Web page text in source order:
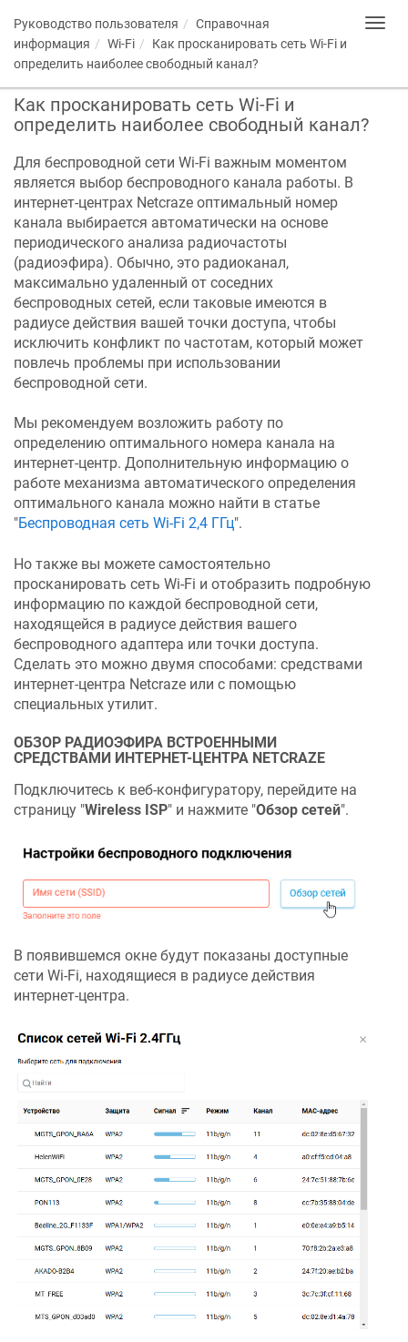
Руководство пользователя
Справочная
информация
Wi-Fi
Как просканировать сеть Wi-Fi и
определить наиболее свободный канал?
Как просканировать сеть Wi-Fi и
определить наиболее свободный канал?
Для беспроводной сети Wi-Fi важным моментом
является выбор беспроводного канала работы. В
интернет-центрах Netcraze оптимальный номер
канала выбирается автоматически на основе
периодического анализа радиочастоты
(радиоэфира). Обычно, это радиоканал,
максимально удаленный от соседних
беспроводных сетей, если таковые имеются в
радиусе действия вашей точки доступа, чтобы
исключить конфликт по частотам, который может
повлечь проблемы при использовании
беспроводной сети.
Мы рекомендуем возложить работу по
определению оптимального номера канала на
интернет-центр. Дополнительную информацию о
работе механизма автоматического определения
оптимального канала можно найти в статье
"Беспроводная сеть Wi-Fi 2,4 ГГц".
Но также вы можете самостоятельно
просканировать сеть Wi-Fi и отобразить подробную
информацию по каждой беспроводной сети,
находящейся в радиусе действия вашего
беспроводного адаптера или точки доступа.
Сделать это можно двумя способами: средствами
интернет-центра Netcraze или с помощью
специальных утилит.
ОБЗОР РАДИОЭФИРА ВСТРОЕННЫМИ
СРЕДСТВАМИ ИНТЕРНЕТ-ЦЕНТРА NETCRAZE
Подключитесь к веб-конфигуратору, перейдите на
страницу "Wireless ISP" и нажмите "Обзор сетей".
В появившемся окне будут показаны доступные
сети Wi-Fi, находящиеся в радиусе действия
интернет-центра.